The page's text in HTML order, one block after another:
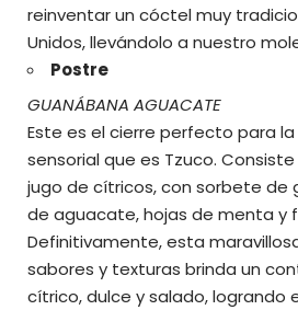
reinventar un cóctel muy
Unidos, llevándolo a nuestro
Postre
GUANÁBANA AGUACATE
Este es el cierre perfecto para
sensorial que es Tzuco.
jugo de cítricos, con sorbete de
de aguacate, hojas de menta y
Definitivamente, esta
sabores y texturas brinda un
cítrico, dulce y salado, logrando